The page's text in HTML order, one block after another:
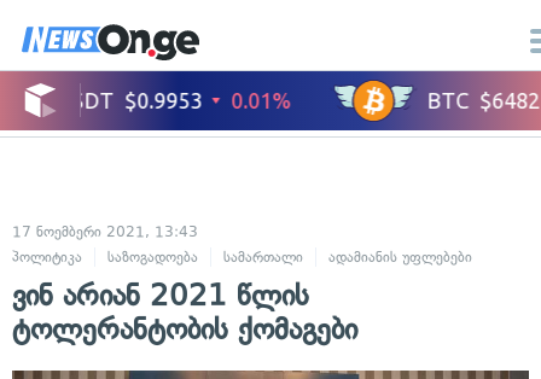
17 ნოემბერი 2021, 13:43
პოლიტიკა
საზოგადოება სამართალი ადამიანის უფლებები
ვინ არიან 2021 წლის
ტოლერანტობის ქომაგები